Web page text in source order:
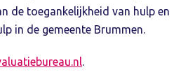
de toegankelijkheid van hulp en
in de gemeente Brummen.
.